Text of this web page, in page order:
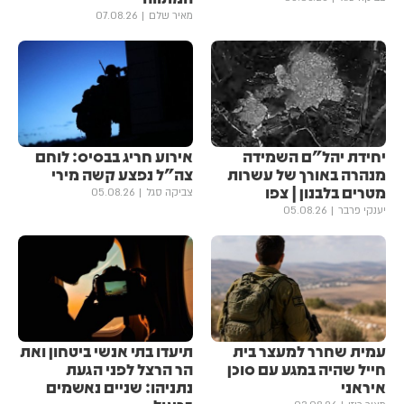
מאיר שלם 07.08.26
יחידת יהל״ם השמידה
מנהרה באורך של עשרות
מטרים בלבנון | צפו
יענקי פרבר 05.08.26
אירוע חריג בבסיס: לוחם
צה"ל נפצע קשה מירי
צביקה סגל 05.08.26
עמית שחרר למעצר בית
חייל שהיה במגע עם סוכן
איראני
תיעדו בתי אנשי ביטחון ואת
הר הרצל לפני הגעת
נתניהו: שניים נאשמים